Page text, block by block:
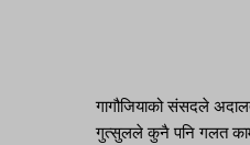
गागौजियाको संसदले
गुत्सुलले कुनै पनि गलत